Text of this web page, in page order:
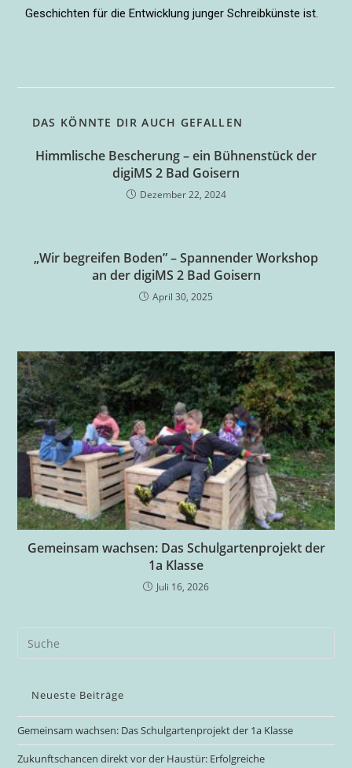
Geschichten für die Entwicklung junger Schreibkünste ist.
DAS KÖNNTE DIR AUCH GEFALLEN
Himmlische Bescherung – ein Bühnenstück der
digiMS 2 Bad Goisern
Dezember 22, 2024
„Wir begreifen Boden” – Spannender Workshop
an der digiMS 2 Bad Goisern
April 30, 2025
Gemeinsam wachsen: Das Schulgartenprojekt der
1a Klasse
Juli 16, 2026
Neueste Beiträge
Gemeinsam wachsen: Das Schulgartenprojekt der 1a Klasse
Zukunftschancen direkt vor der Haustür: Erfolgreiche